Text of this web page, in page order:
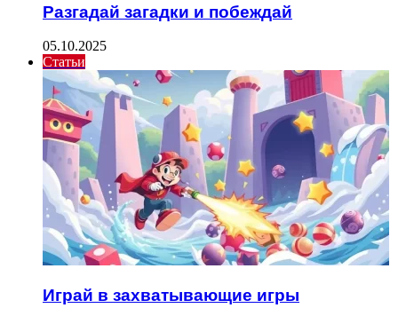
Разгадай загадки и побеждай
05.10.2025
Статьи
Играй в захватывающие игры